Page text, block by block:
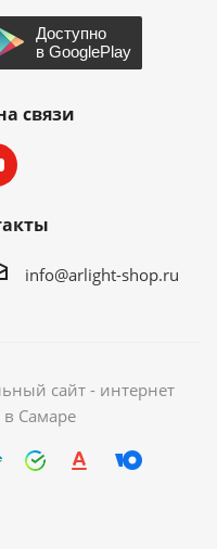
связи
info@arlight-shop.ru
сайт - интернет
в Самаре